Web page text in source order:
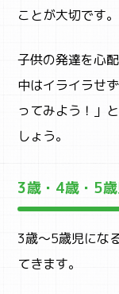
ことが大切です。
子供の発達を心
中はイライラせ
ってみよう！」
しょう。
3歳・4歳・5
3歳〜5歳児にな
てきます。